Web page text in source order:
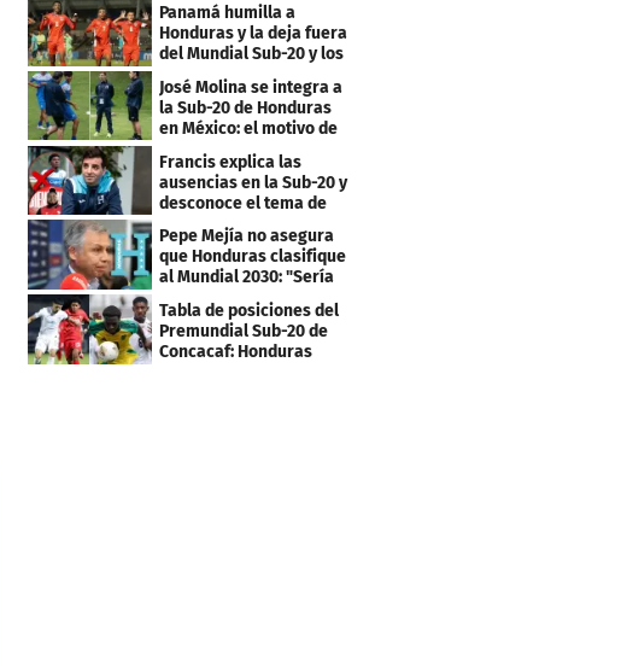
Panamá humilla a
Honduras y la deja fuera
del Mundial Sub-20 y los
Juegos Olímpicos
José Molina se integra a
la Sub-20 de Honduras
en México: el motivo de
su viaje
Francis explica las
ausencias en la Sub-20 y
desconoce el tema de
los tiktokers
Pepe Mejía no asegura
que Honduras clasifique
al Mundial 2030: "Sería
mentir"
Tabla de posiciones del
Premundial Sub-20 de
Concacaf: Honduras